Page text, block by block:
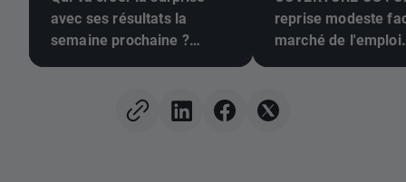
avec ses résultats la
semaine prochaine ?
reprise modeste
marché de l'emploi